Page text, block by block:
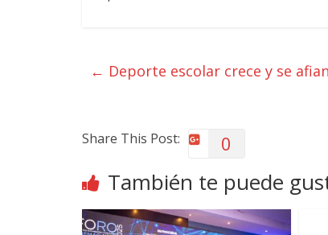
← Deporte escolar crece y se
Share This Post: 0
También te puede